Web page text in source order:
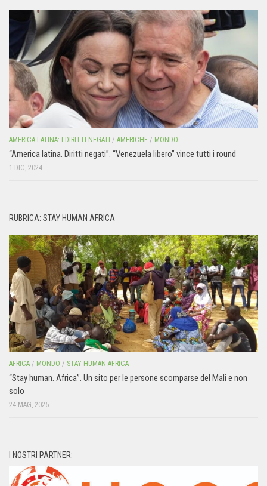
AMERICA LATINA: I DIRITTI NEGATI / AMERICHE / MONDO
“America latina. Diritti negati”. “Venezuela libero” vince tutti i round
1 DIC, 2024
RUBRICA: STAY HUMAN AFRICA
AFRICA / MONDO / STAY HUMAN AFRICA
“Stay human. Africa”. Un sito per le persone scomparse del Mali e non
solo
24 MAG, 2025
I NOSTRI PARTNER: